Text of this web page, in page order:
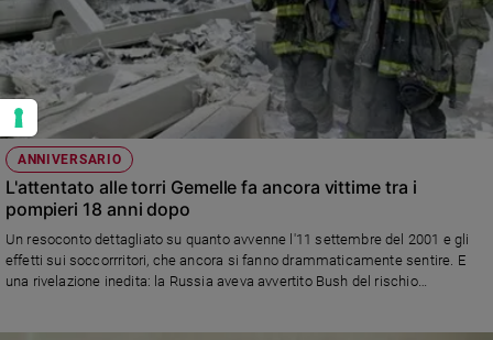
ANNIVERSARIO
L'attentato alle torri Gemelle fa ancora vittime tra i
pompieri 18 anni dopo
Un resoconto dettagliato su quanto avvenne l'11 settembre del 2001 e gli
effetti sui soccorrritori, che ancora si fanno drammaticamente sentire. E
una rivelazione inedita: la Russia aveva avvertito Bush del rischio